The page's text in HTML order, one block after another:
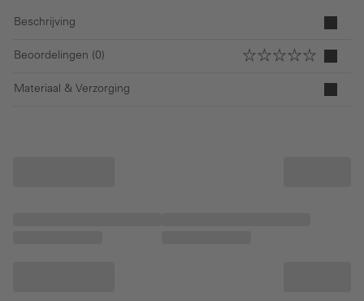
Beschrijving
Beoordelingen (0)
Materiaal & Verzorging